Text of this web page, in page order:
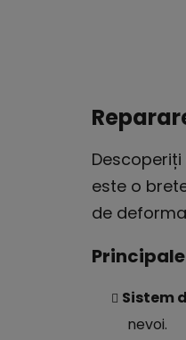
este o
de
Sistem
nevoi.